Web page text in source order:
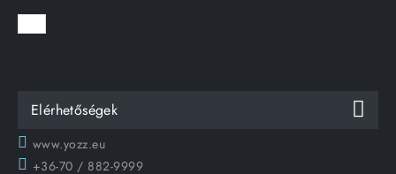
Elérhetőségek
www.yozz.eu
+36-70 / 882-9999